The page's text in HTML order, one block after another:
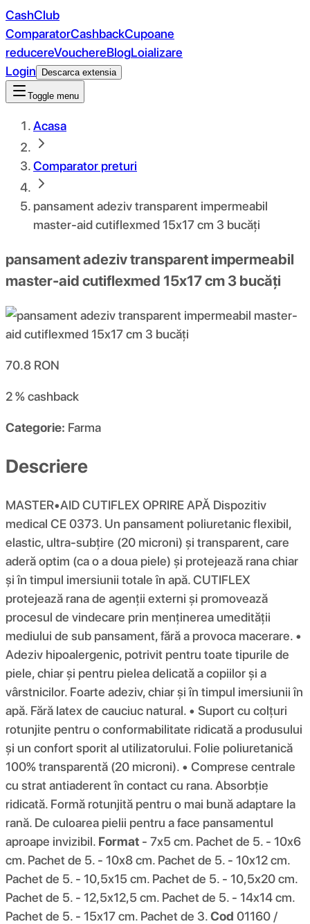
CashClub
ComparatorCashbackCupoane
reducereVouchereBlogLoializare
Login
Descarca extensia
Toggle menu
Acasa
Comparator preturi
pansament adeziv transparent impermeabil
master-aid cutiflexmed 15x17 cm 3 bucăți
pansament adeziv transparent impermeabil
master-aid cutiflexmed 15x17 cm 3 bucăți
70.8 RON
2 %cashback
Categorie: Farma
Descriere
MASTER•AID CUTIFLEX OPRIRE APĂ Dispozitiv
medical CE 0373. Un pansament poliuretanic flexibil,
elastic, ultra-subțire (20 microni) și transparent, care
aderă optim (ca o a doua piele) și protejează rana chiar
și în timpul imersiunii totale în apă. CUTIFLEX
protejează rana de agenții externi și promovează
procesul de vindecare prin menținerea umedității
mediului de sub pansament, fără a provoca macerare. •
Adeziv hipoalergenic, potrivit pentru toate tipurile de
piele, chiar și pentru pielea delicată a copiilor și a
vârstnicilor. Foarte adeziv, chiar și în timpul imersiunii în
apă. Fără latex de cauciuc natural. • Suport cu colțuri
rotunjite pentru o conformabilitate ridicată a produsului
și un confort sporit al utilizatorului. Folie poliuretanică
100% transparentă (20 microni). • Comprese centrale
cu strat antiaderent în contact cu rana. Absorbție
ridicată. Formă rotunjită pentru o mai bună adaptare la
rană. De culoarea pielii pentru a face pansamentul
aproape invizibil. Format - 7x5 cm. Pachet de 5. - 10x6
cm. Pachet de 5. - 10x8 cm. Pachet de 5. - 10x12 cm.
Pachet de 5. - 10,5x15 cm. Pachet de 5. - 10,5x20 cm.
Pachet de 5. - 12,5x12,5 cm. Pachet de 5. - 14x14 cm.
Pachet de 5. - 15x17 cm. Pachet de 3.Cod 01160 /